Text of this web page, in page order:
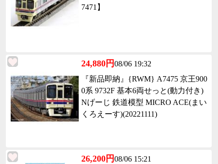
7471】
24,880円08/06 19:32
『新品即納』{RWM} A7475 京王900
0系 9732F 基本6両せっと(動力付き)
Nげーじ 鉄道模型 MICRO ACE(まい
くろえーす)(20221111)
26,200円08/06 15:21